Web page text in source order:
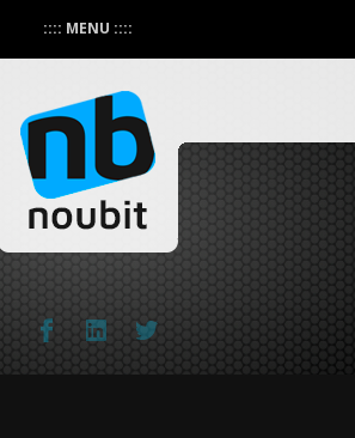
:::: MENU ::::